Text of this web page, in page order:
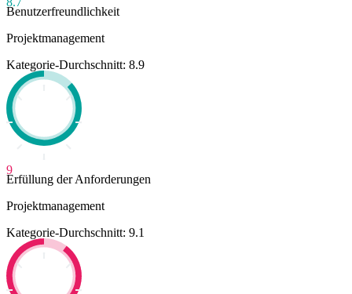
Benutzerfreundlichkeit
Projektmanagement
Kategorie-Durchschnitt: 8.9
9
Erfüllung der Anforderungen
Projektmanagement
Kategorie-Durchschnitt: 9.1